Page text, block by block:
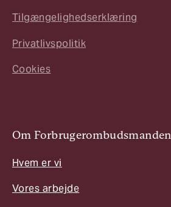
Tilgængelighedserklæring
Privatlivspolitik
Cookies
Om Forbrugerombudsmanden
Hvem er vi
Vores arbejde